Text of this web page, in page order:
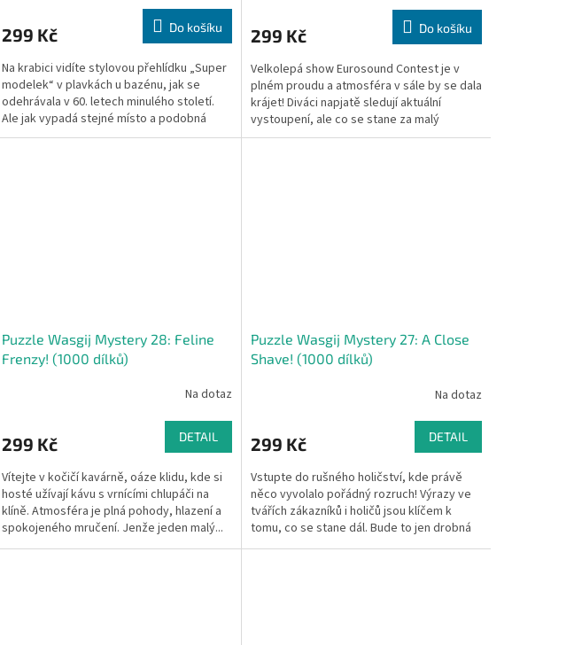
299 Kč Do košíku
Na krabici vidíte stylovou přehlídku „Super
modelek“ v plavkách u bazénu, jak se
odehrávala v 60. letech minulého století.
Ale jak vypadá stejné místo a podobná
událost dnes? Co...
299 Kč Do košíku
Velkolepá show Eurosound Contest je v
plném proudu a atmosféra v sále by se dala
krájet! Diváci napjatě sledují aktuální
vystoupení, ale co se stane za malý
okamžik? Ztratí...
Puzzle Wasgij Mystery 28: Feline
Frenzy! (1000 dílků)
Na dotaz
299 Kč DETAIL
Vítejte v kočičí kavárně, oáze klidu, kde si
hosté užívají kávu s vrnícími chlupáči na
klíně. Atmosféra je plná pohody, hlazení a
spokojeného mručení. Jenže jeden malý...
Puzzle Wasgij Mystery 27: A Close
Shave! (1000 dílků)
Na dotaz
299 Kč DETAIL
Vstupte do rušného holičství, kde právě
něco vyvolalo pořádný rozruch! Výrazy ve
tvářích zákazníků i holičů jsou klíčem k
tomu, co se stane dál. Bude to jen drobná
nehoda s...